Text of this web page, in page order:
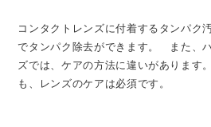
コンタクトレンズに付着するタンパク
でタンパク除去ができます。 また、
ズでは、ケアの方法に違いがありま
も、レンズのケアは必須です。